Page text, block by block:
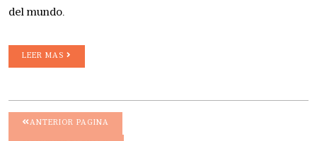
del mundo.
LEER MAS
ANTERIOR PAGINA